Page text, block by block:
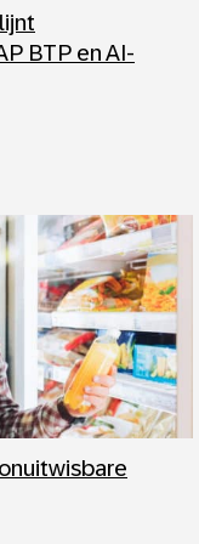
BTP en AI-